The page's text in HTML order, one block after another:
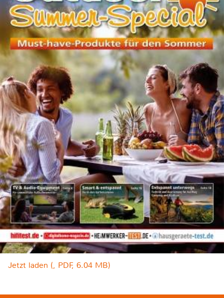
Jetzt laden (, PDF, 6.04 MB)